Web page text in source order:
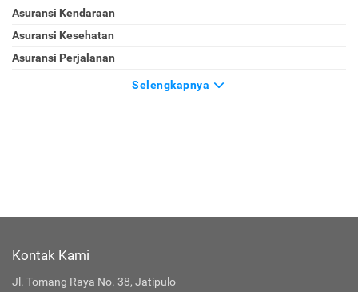
Asuransi Kendaraan
Asuransi Kesehatan
Asuransi Perjalanan
Selengkapnya
Kontak Kami
Jl. Tomang Raya No. 38, Jatipulo